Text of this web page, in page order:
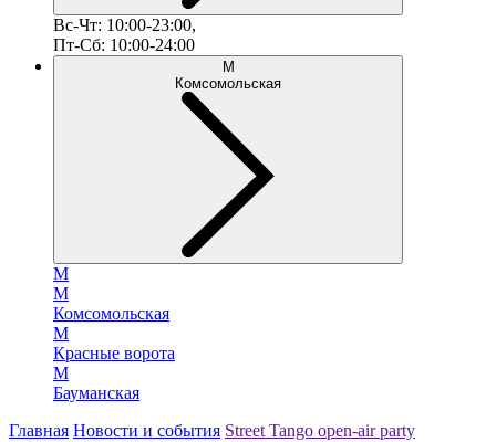
Вс-Чт: 10:00-23:00,
Пт-Сб: 10:00-24:00
М
Комсомольская
М
М
Комсомольская
М
Красные ворота
М
Бауманская
Главная Новости и события Street Tango open-air party